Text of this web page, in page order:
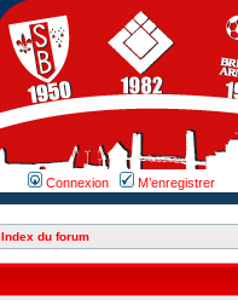
Connexion M’enregistrer
Index du forum